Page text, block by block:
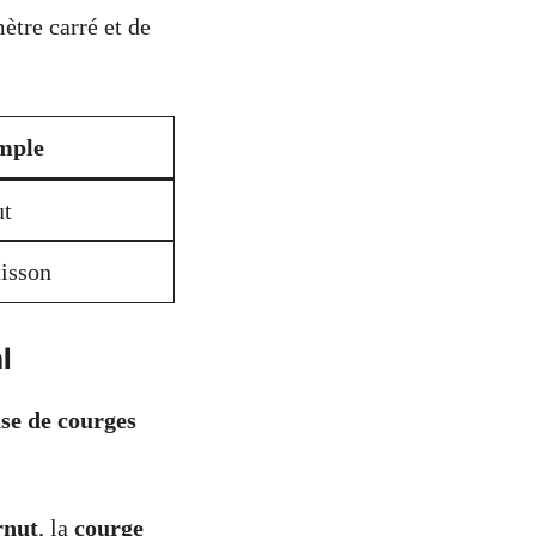
carré et de
de courges
, la courge